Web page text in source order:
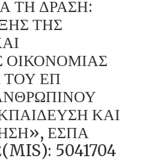
ΤΗ ΔΡΑΣΗ:
ΤΗΣ
ΤΟΥ ΕΠ
ΚΑΙ
ΕΣΠΑ
5041704